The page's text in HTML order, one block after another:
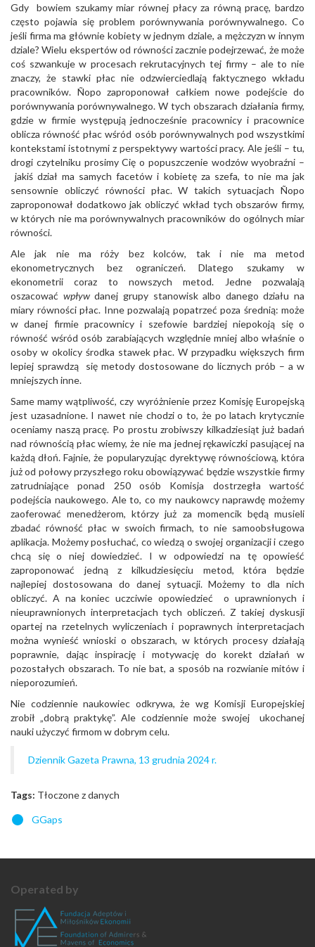
Gdy bowiem szukamy miar równej płacy za równą pracę, bardzo
często pojawia się problem porównywania porównywalnego. Co
jeśli firma ma głównie kobiety w jednym dziale, a mężczyzn w innym
dziale? Wielu ekspertów od równości zacznie podejrzewać, że może
coś szwankuje w procesach rekrutacyjnych tej firmy – ale to nie
znaczy, że stawki płac nie odzwierciedlają faktycznego wkładu
pracowników. Ñopo zaproponował całkiem nowe podejście do
porównywania porównywalnego. W tych obszarach działania firmy,
gdzie w firmie występują jednocześnie pracownicy i pracownice
oblicza równość płac wśród osób porównywalnych pod wszystkimi
kontekstami istotnymi z perspektywy wartości pracy. Ale jeśli – tu,
drogi czytelniku prosimy Cię o popuszczenie wodzów wyobraźni –
jakiś dział ma samych facetów i kobietę za szefa, to nie ma jak
sensownie obliczyć równości płac. W takich sytuacjach Ñopo
zaproponował dodatkowo jak obliczyć wkład tych obszarów firmy,
w których nie ma porównywalnych pracowników do ogólnych miar
równości.
Ale jak nie ma róży bez kolców, tak i nie ma metod
ekonometrycznych bez ograniczeń. Dlatego szukamy w
ekonometrii coraz to nowszych metod. Jedne pozwalają
oszacować wpływdanej grupy stanowisk albo danego działu na
miary równości płac. Inne pozwalają popatrzeć poza średnią: może
w danej firmie pracownicy i szefowie bardziej niepokoją się o
równość wśród osób zarabiających względnie mniej albo właśnie o
osoby w okolicy środka stawek płac. W przypadku większych firm
lepiej sprawdzą się metody dostosowane do licznych prób – a w
mniejszych inne.
Same mamy wątpliwość, czy wyróżnienie przez Komisję Europejską
jest uzasadnione. I nawet nie chodzi o to, że po latach krytycznie
oceniamy naszą pracę. Po prostu zrobiwszy kilkadziesiąt już badań
nad równością płac wiemy, że nie ma jednej rękawiczki pasującej na
każdą dłoń. Fajnie, że popularyzując dyrektywę równościową, która
już od połowy przyszłego roku obowiązywać będzie wszystkie firmy
zatrudniające ponad 250 osób Komisja dostrzegła wartość
podejścia naukowego. Ale to, co my naukowcy naprawdę możemy
zaoferować menedżerom, którzy już za momencik będą musieli
zbadać równość płac w swoich firmach, to nie samoobsługowa
aplikacja. Możemy posłuchać, co wiedzą o swojej organizacji i czego
chcą się o niej dowiedzieć. I w odpowiedzi na tę opowieść
zaproponować jedną z kilkudziesięciu metod, która będzie
najlepiej dostosowana do danej sytuacji. Możemy to dla nich
obliczyć. A na koniec uczciwie opowiedzieć o uprawnionych i
nieuprawnionych interpretacjach tych obliczeń. Z takiej dyskusji
opartej na rzetelnych wyliczeniach i poprawnych interpretacjach
można wynieść wnioski o obszarach, w których procesy działają
poprawnie, dając inspirację i motywację do korekt działań w
pozostałych obszarach. To nie bat, a sposób na rozwianie mitów i
nieporozumień.
Nie codziennie naukowiec odkrywa, że wg Komisji Europejskiej
zrobił „dobrą praktykę”. Ale codziennie może swojej ukochanej
nauki użyczyć firmom w dobrym celu.
Dziennik Gazeta Prawna, 13 grudnia 2024 r.
Tags: Tłoczone z danych
GGaps
Operated by